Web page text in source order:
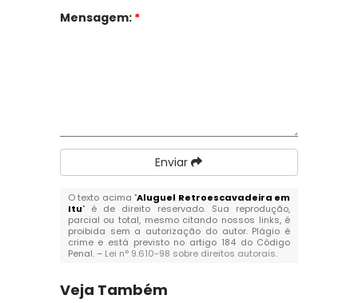
Mensagem: *
Enviar
O texto acima "Aluguel Retroescavadeira em
Itu" é de direito reservado. Sua reprodução,
parcial ou total, mesmo citando nossos links, é
proibida sem a autorização do autor. Plágio é
crime e está previsto no artigo 184 do Código
Penal. – Lei n° 9.610-98 sobre direitos autorais.
Veja Também